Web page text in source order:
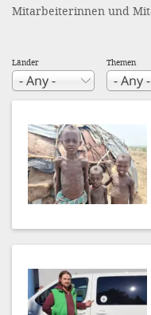
Mitarbeiterinnen und
Länder Themen